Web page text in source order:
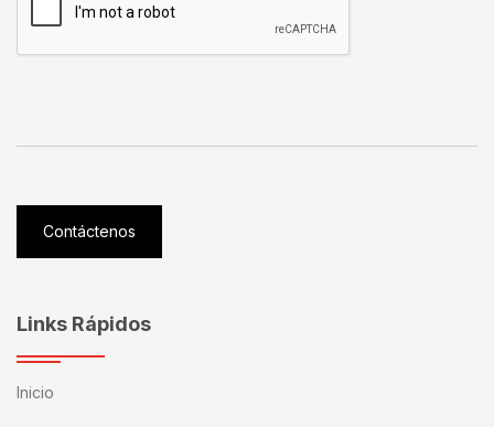
Contáctenos
Links Rápidos
Inicio